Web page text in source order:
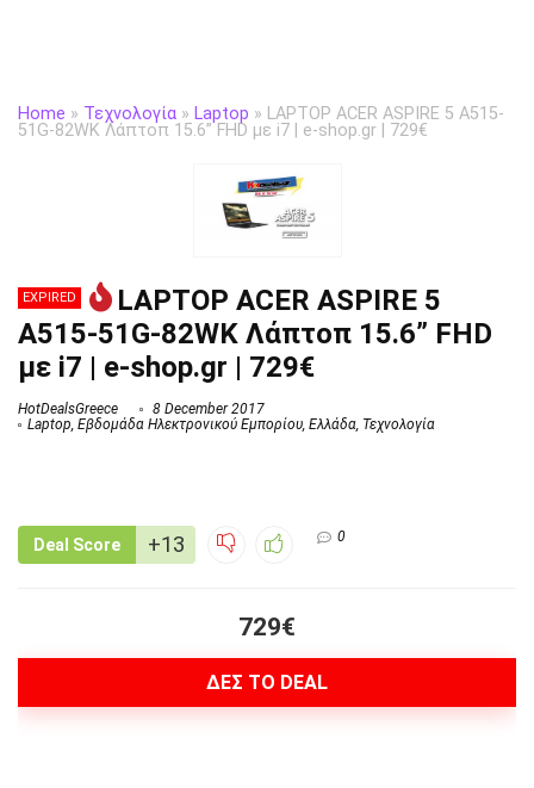
Home » Τεχνολογία » Laptop » LAPTOP ACER ASPIRE 5 A515-
51G-82WK Λάπτοπ 15.6” FHD με i7 | e-shop.gr | 729€
EXPIRED
LAPTOP ACER ASPIRE 5
A515-51G-82WK Λάπτοπ 15.6” FHD
με i7 | e-shop.gr | 729€
HotDealsGreece
8 December 2017
Laptop, Εβδομάδα Ηλεκτρονικού Εμπορίου, Ελλάδα, Τεχνολογία
Deal Score +13 0
729€
ΔΕΣ ΤΟ DEAL